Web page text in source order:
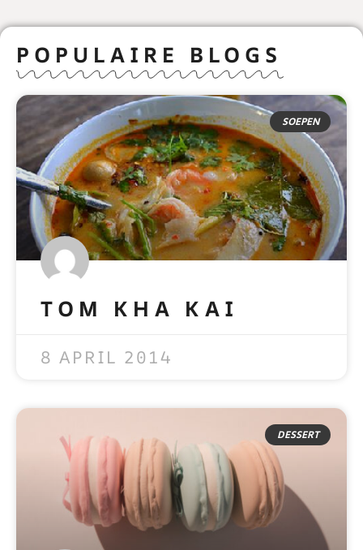
POPULAIRE BLOGS
SOEPEN
TOM KHA KAI
8 APRIL 2014
DESSERT